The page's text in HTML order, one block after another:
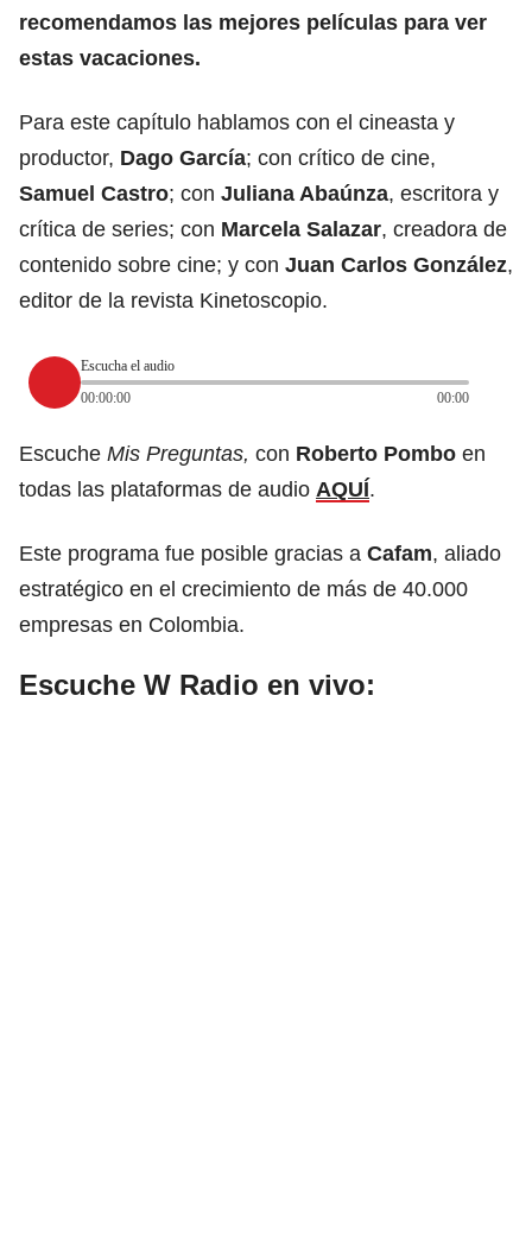
recomendamos las mejores películas para ver
estas vacaciones.
Para este capítulo hablamos con el cineasta y
productor, Dago García; con crítico de cine,
Samuel Castro; con Juliana Abaúnza, escritora y
crítica de series; con Marcela Salazar, creadora de
contenido sobre cine; y con Juan Carlos González,
editor de la revista Kinetoscopio.
Escucha el audio
00:00:00
00:00
Escuche Mis Preguntas, con Roberto Pombo en
todas las plataformas de audio AQUÍ.
Este programa fue posible gracias a Cafam, aliado
estratégico en el crecimiento de más de 40.000
empresas en Colombia.
Escuche W Radio en vivo: